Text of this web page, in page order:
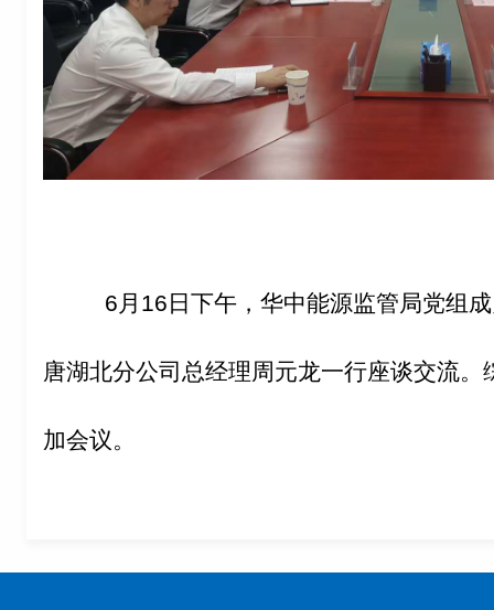
6 月 16 日下午，华中能源监管局党组
唐湖北分公司总经理周元龙一行座谈交流。
加会议。